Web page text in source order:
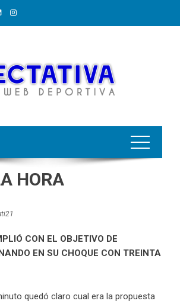
HORA
CON EL OBJETIVO DE
EN SU CHOQUE CON TREINTA
quedó claro cual era la propuesta